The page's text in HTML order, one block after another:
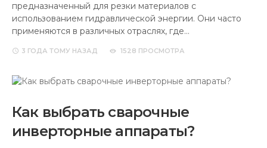
предназначенный для резки материалов с
использованием гидравлической энергии. Они часто
применяются в различных отраслях, где…
3 ГОДА ТОМУ НАЗАД 1528 ПРОСМОТРА
Как выбрать сварочные
инверторные аппараты?